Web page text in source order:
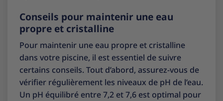
Conseils pour maintenir une eau
propre et cristalline
Pour maintenir une eau propre et cristalline
dans votre piscine, il est essentiel de suivre
certains conseils. Tout d’abord, assurez-vous de
vérifier régulièrement les niveaux de pH de l’eau.
Un pH équilibré entre 7,2 et 7,6 est optimal pour